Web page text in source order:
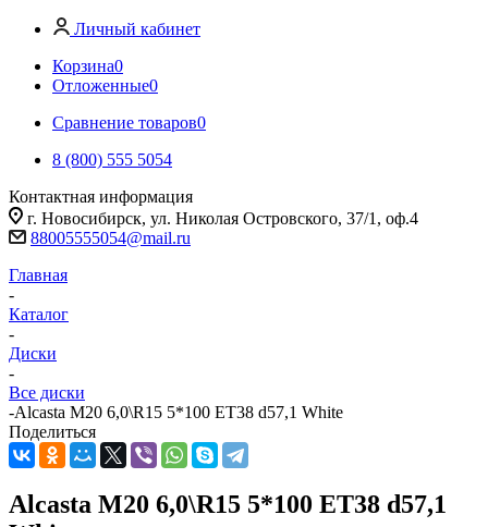
Личный кабинет
Корзина0
Отложенные0
Сравнение товаров0
8 (800) 555 5054
Контактная информация
г. Новосибирск, ул. Николая Островского, 37/1, оф.4
88005555054@mail.ru
Главная
-
Каталог
-
Диски
-
Все диски
-Alcasta M20 6,0\R15 5*100 ET38 d57,1 White
Поделиться
Alcasta M20 6,0\R15 5*100 ET38 d57,1